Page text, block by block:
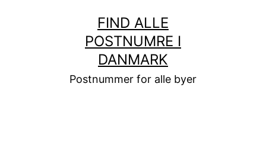
FIND ALLE
POSTNUMRE I
DANMARK
Postnummer for alle byer